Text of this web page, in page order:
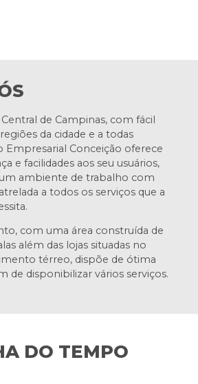
de Campinas, com fácil
da cidade e a todas
Empresarial Conceição oferece
e facilidades aos seu usuários,
ambiente de trabalho com
a todos os serviços que a
com uma área construída de
além das lojas situadas no
térreo, dispõe de ótima
de disponibilizar vários serviços.
DO TEMPO